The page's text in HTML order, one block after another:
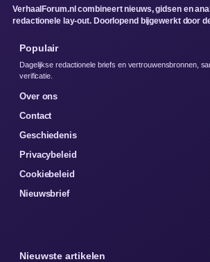
VerhaalForum.nl combineert nieuws, gidsen en
redactionele lay-out. Doorlopend bijgewerkt door
Populair
Dagelijkse redactionele briefs en vertrouwensbronnen,
verificatie.
Over ons
Contact
Geschiedenis
Privacybeleid
Cookiebeleid
Nieuwsbrief
Nieuwste artikelen